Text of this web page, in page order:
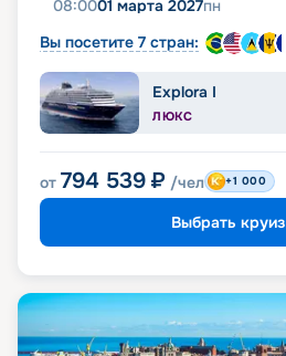
08:0001 марта 2027пн
Вы посетите 7 стран:
Explora I
ЛЮКС
от 794 539 ₽ /чел +1 000
Выбрать круиз